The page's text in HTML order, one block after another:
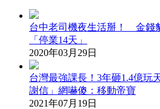
台中老司機夜生活掰！ 金錢
「停業14天」
2020年03月29日
台灣最強課長！3年砸1.4億
謝信」網嚇傻：移動帝寶
2021年07月19日